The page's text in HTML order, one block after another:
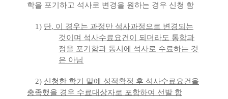
학을 포기하고 석사로 변경을 원하는 경우 신청 함
1) 단, 이 경우는 과정만 석사과정으로 변경되는
것이며 석사수료요건이 되더라도 통합과
정을 포기함과 동시에 석사로 수료하는 것
은 아님
2) 신청한 학기 말에 성적확정 후 석사수료요건을
충족했을 경우 수료대상자로 포함하여 선발 함